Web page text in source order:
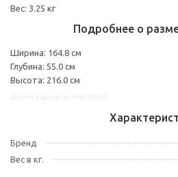
Вес: 3.25 кг
Подробнее о
Ширина: 164.8 см
Глубина: 55.0 см
Высота: 216.0 см
Бренд
Вес в кг.